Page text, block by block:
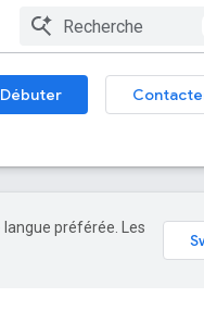
Débuter
préférée. Les